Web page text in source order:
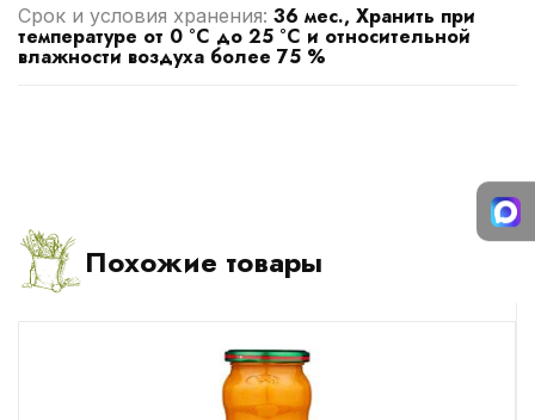
Срок и условия хранения: 36 мес., Хранить при
температуре от 0 °С до 25 °С и относительной
влажности воздуха более 75 %
Похожие товары